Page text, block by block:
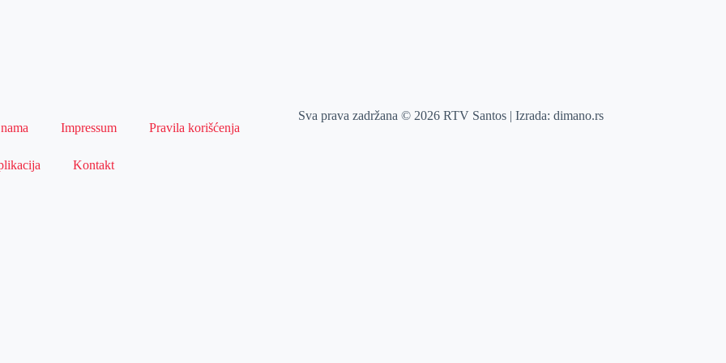
Impressum Pravila korišćenja
Kontakt
Sva prava zadržana © 2026 RTV Santos | Izrada:dimano.rs